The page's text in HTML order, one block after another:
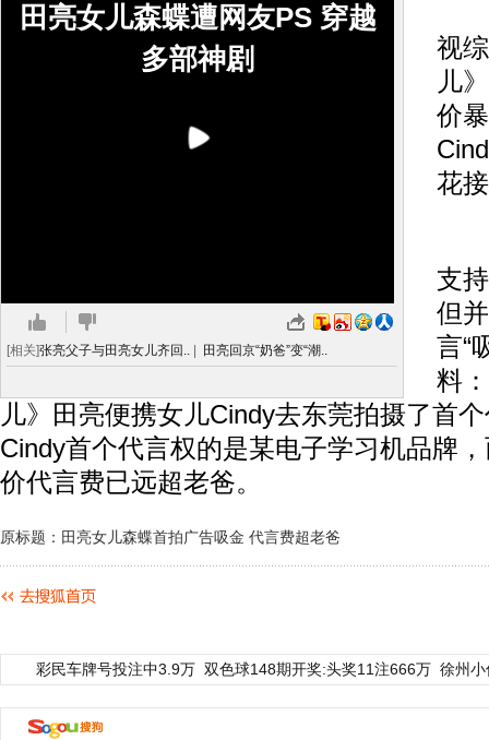
田亮女儿森蝶遭网友PS 穿越
多部神剧
[相关]张亮父子与田亮女儿齐回.. 田亮回京“奶爸”变“潮..
视
儿
价
花
支
但
言“
料
儿》田亮便携女儿Cindy去东莞拍摄了首
Cindy首个代言权的是某电子学习机品牌
价代言费已远超老爸。
原标题：田亮女儿森蝶首拍广告吸金 代言费超老爸
彩民车牌号投注中3.9万 双色球148期开奖:头奖11注666万 徐州